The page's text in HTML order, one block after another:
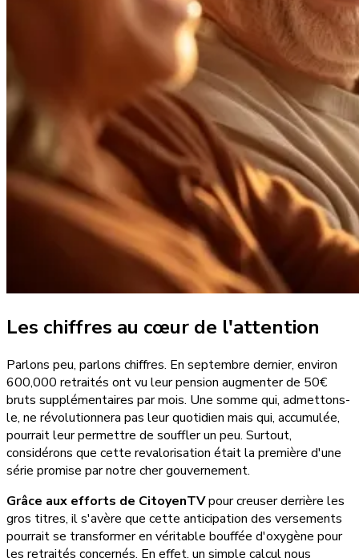
Les chiffres au cœur de l'attention
Parlons peu, parlons chiffres. En septembre dernier, environ
600,000 retraités ont vu leur pension augmenter de 50€
bruts supplémentaires par mois. Une somme qui, admettons-
le, ne révolutionnera pas leur quotidien mais qui, accumulée,
pourrait leur permettre de souffler un peu. Surtout,
considérons que cette revalorisation était la première d'une
série promise par notre cher gouvernement.
Grâce aux efforts de CitoyenTVpour creuser derrière les
gros titres, il s'avère que cette anticipation des versements
pourrait se transformer en véritable bouffée d'oxygène pour
les retraités concernés. En effet, un simple calcul nous